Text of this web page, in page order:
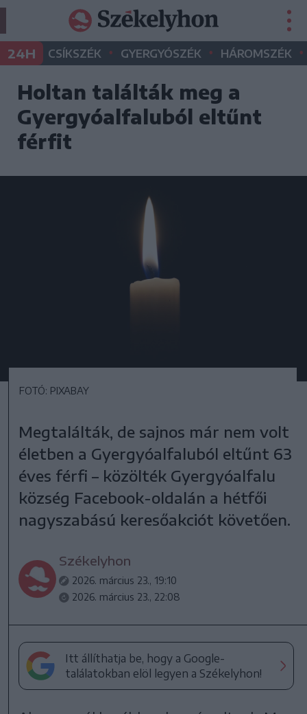
24H CSÍKSZÉK • GYERGYÓSZÉK • HÁROMSZÉK •
Holtan találták meg a
Gyergyóalfaluból eltűnt
férfit
FOTÓ: PIXABAY
Megtalálták, de sajnos már nem volt
életben a Gyergyóalfaluból eltűnt 63
éves férfi – közölték Gyergyóalfalu
község Facebook-oldalán a hétfői
nagyszabású keresőakciót követően.
Székelyhon
2026. március 23., 19:10
2026. március 23., 22:08
Itt állíthatja be, hogy a Google-
találatokban elöl legyen a Székelyhon!